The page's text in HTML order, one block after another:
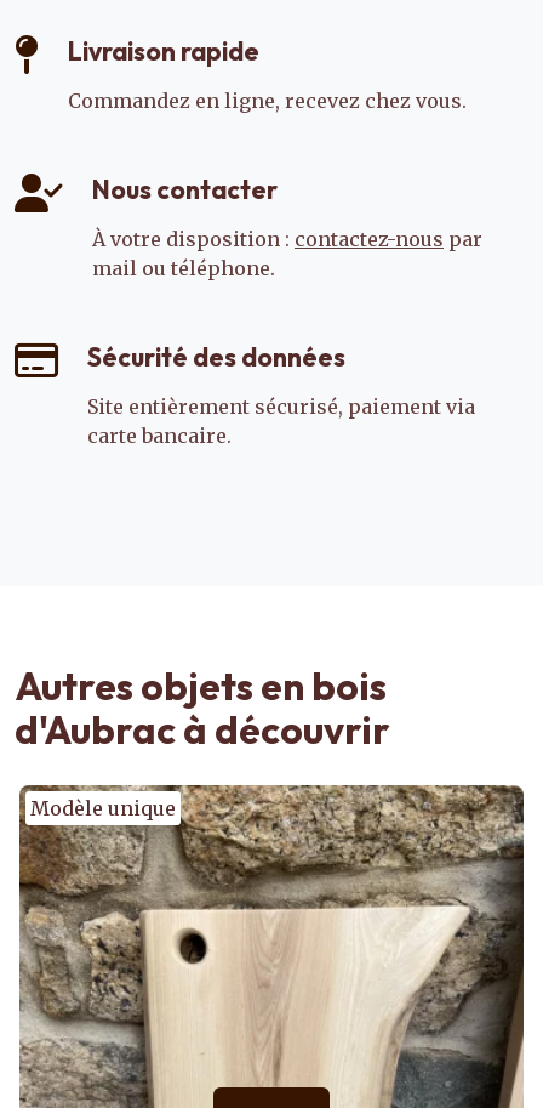
Livraison rapide
Commandez en ligne, recevez chez vous.
Nous contacter
À votre disposition : contactez-nous par
mail ou téléphone.
Sécurité des données
Site entièrement sécurisé, paiement via
carte bancaire.
Autres objets en bois
d'Aubrac à découvrir
Modèle unique